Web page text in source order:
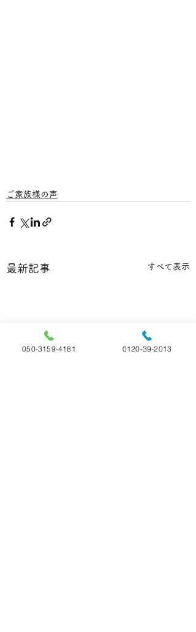
ご家族様の声
最新記事 すべて表示
050-3159-4181 0120-39-2013